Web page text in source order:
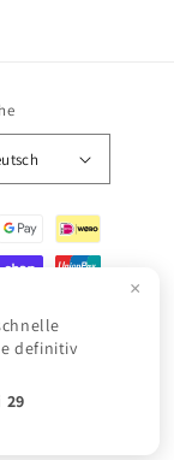
×
definitiv
29